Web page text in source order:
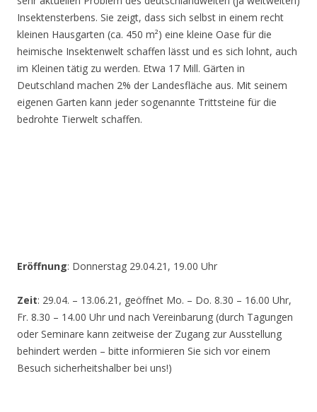
Insektensterbens. Sie zeigt, dass sich selbst in einem recht
kleinen Hausgarten (ca. 450 m²) eine kleine Oase für die
heimische Insektenwelt schaffen lässt und es sich lohnt, auch
im Kleinen tätig zu werden. Etwa 17 Mill. Gärten in
Deutschland machen 2% der Landesfläche aus. Mit seinem
eigenen Garten kann jeder sogenannte Trittsteine für die
bedrohte Tierwelt schaffen.
Eröffnung: Donnerstag 29.04.21, 19.00 Uhr
Zeit: 29.04. – 13.06.21, geöffnet Mo. – Do. 8.30 – 16.00 Uhr,
Fr. 8.30 – 14.00 Uhr und nach Vereinbarung (durch Tagungen
oder Seminare kann zeitweise der Zugang zur Ausstellung
behindert werden – bitte informieren Sie sich vor einem
Besuch sicherheitshalber bei uns!)